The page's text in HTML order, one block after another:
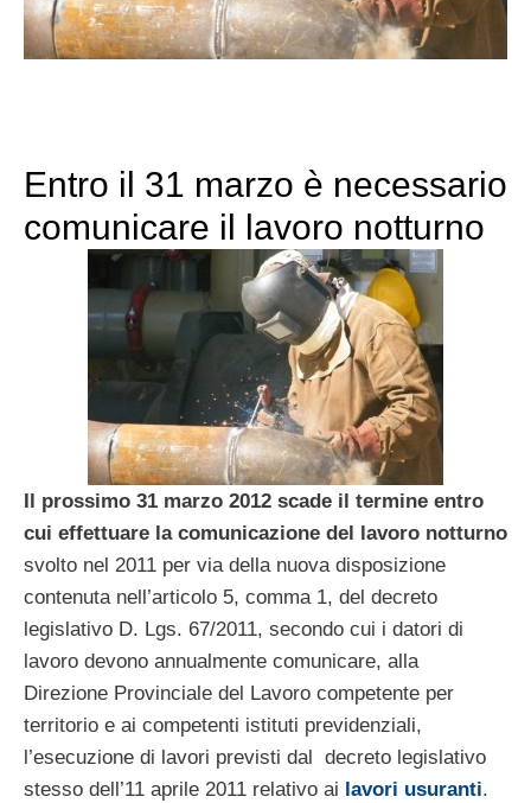
Entro il 31 marzo è necessario
comunicare il lavoro notturno
Il prossimo 31 marzo 2012 scade il termine entro
cui effettuare la comunicazione del lavoro notturno
svolto nel 2011 per via della nuova disposizione
contenuta nell’articolo 5, comma 1, del decreto
legislativo D. Lgs. 67/2011, secondo cui i datori di
lavoro devono annualmente comunicare, alla
Direzione Provinciale del Lavoro competente per
territorio e ai competenti istituti previdenziali,
l’esecuzione di lavori previsti dal decreto legislativo
stesso dell’11 aprile 2011 relativo ai lavori usuranti.